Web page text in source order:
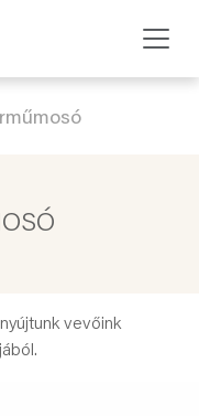
vevőink